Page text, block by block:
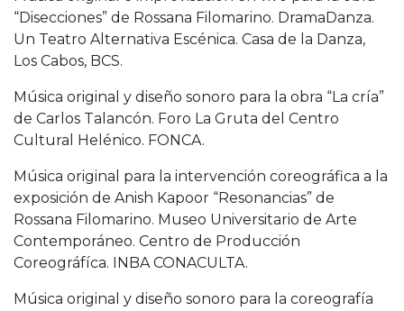
“Disecciones” de Rossana Filomarino. DramaDanza.
Un Teatro Alternativa Escénica. Casa de la Danza,
Los Cabos, BCS.
Música original y diseño sonoro para la obra “La cría”
de Carlos Talancón. Foro La Gruta del Centro
Cultural Helénico. FONCA.
Música original para la intervención coreográfica a la
exposición de Anish Kapoor “Resonancias” de
Rossana Filomarino. Museo Universitario de Arte
Contemporáneo. Centro de Producción
Coreográfíca. INBA CONACULTA.
Música original y diseño sonoro para la coreografía